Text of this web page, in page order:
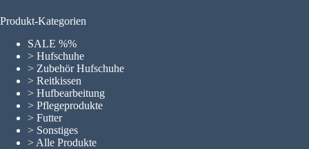
Produkt-Kategorien
SALE %%
> Hufschuhe
> Zubehör Hufschuhe
> Reitkissen
> Hufbearbeitung
> Pflegeprodukte
> Futter
> Sonstiges
> Alle Produkte